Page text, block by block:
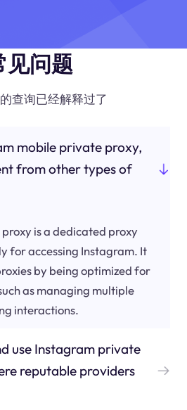
见问题
查询已经解释过了
mobile private proxy,
from other types of
is a dedicated proxy
for accessing Instagram. It
by being optimized for
as managing multiple
interactions.
use Instagram private
reputable providers